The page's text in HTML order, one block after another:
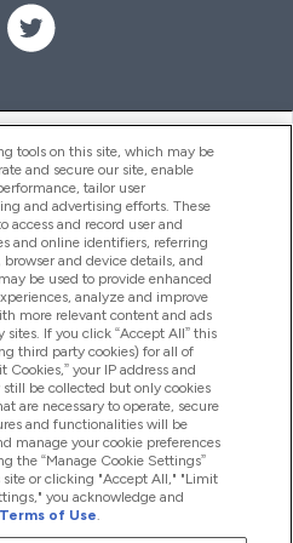
tools on this site, which may be
and secure our site, enable
tailor user
and advertising efforts. These
access and record user and
and online identifiers, referring
and device details, and
be used to provide enhanced
analyze and improve
more relevant content and ads
If you click “Accept All” this
third party cookies) for all of
Cookies,” your IP address and
be collected but only cookies
are necessary to operate, secure
and functionalities will be
manage your cookie preferences
the “Manage Cookie Settings”
or clicking "Accept All," "Limit
you acknowledge and
Terms of Use.